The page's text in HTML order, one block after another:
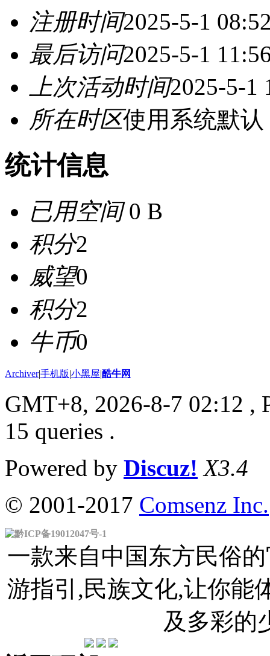
注册时间2025-5-1
最后访问2025-5-1
上次活动时间2025-5-1
所在时区使用系统默认
统计信息
已用空间0 B
积分2
威望0
积分2
牛币0
Archiver|手机版|小黑屋|酷牛网
GMT+8, 2026-8-7 02:12 ,
15 queries .
Powered by Discuz! X3.4
© 2001-2017 Comsenz Inc.
黔ICP备19012047号-1
一款来自中国东方民俗
游指引,民族文化,让你能
及多彩的